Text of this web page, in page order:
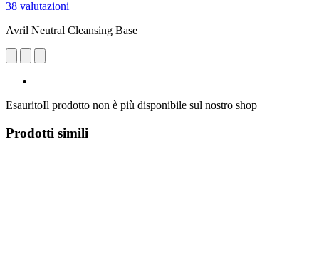
38 valutazioni
Avril Neutral Cleansing Base
EsauritoIl prodotto non è più disponibile sul nostro shop
Prodotti simili